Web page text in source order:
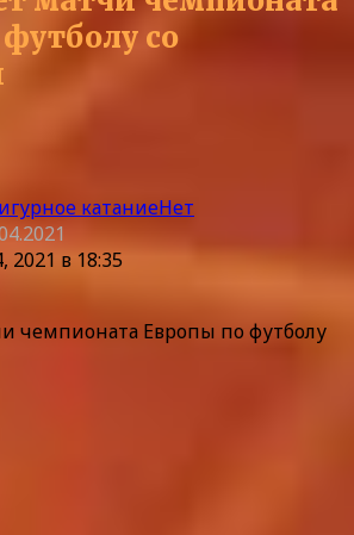
со
катаниеНет
2021 в 18:35
чемпионата Европы по футболу